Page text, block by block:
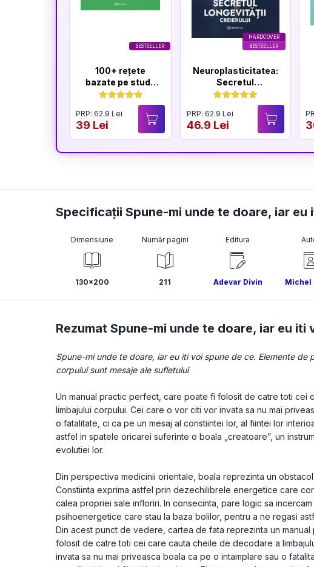
BESTSELLER
100+ rețete
bazate pe studii
științifice
PRP: 62.9 Lei
39 Lei
HARDCOVER
BESTSELLER
Neuroplasticitatea:
Secretul
longevității
PRP: 62.9 Lei
46.9 Lei
Specificații Spune-mi unde te doare, iar eu
Dimensiune
130x200
Număr pagini
211
Editura
Adevar Divin Michel
Rezumat Spune-mi unde te doare, iar eu iti
Spune-mi unde te doare, iar eu iti voi spune de ce. Elemente de
corpului sunt mesaje ale sufletului
Un manual practic perfect, care poate fi folosit de catre toti cei
limbajului corpului. Cei care o vor citi vor invata sa nu mai
o fatalitate, ci ca pe un mesaj al constiintei lor, al fiintei lor
astfel in spatele oricarei suferinte o boala „creatoare”, un
evolutiei lor.
Din perspectiva medicinii orientale, boala reprezinta un
Constiinta exprima astfel prin dezechilibrele energetice care
calea propriei sale infloriri. In consecinta, pare logic sa
psihoenergetice care stau la baza bolilor, pentru a ne regasi
Din acest punct de vedere, cartea de fata reprezinta un
folosit de catre toti cei care cauta cheile de decodare a
invata sa nu mai priveasca boala ca pe o intamplare sau o